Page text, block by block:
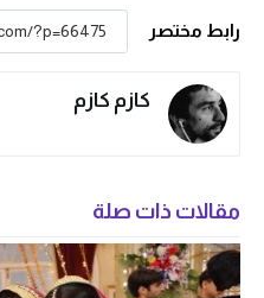
رابط مختصر
كازم كازم
مقالات ذات صلة